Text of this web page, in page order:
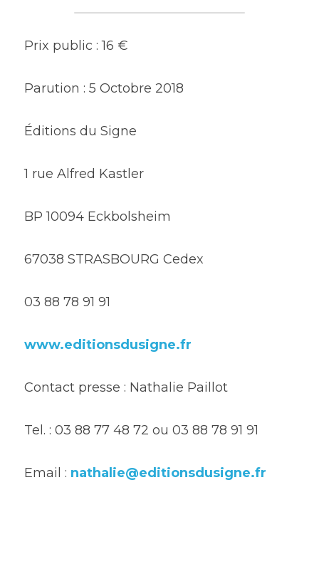
Prix public : 16 €
Parution : 5 Octobre 2018
Éditions du Signe
1 rue Alfred Kastler
BP 10094 Eckbolsheim
67038 STRASBOURG Cedex
03 88 78 91 91
www.editionsdusigne.fr
Contact presse : Nathalie Paillot
Tel. : 03 88 77 48 72 ou 03 88 78 91 91
Email : nathalie@editionsdusigne.fr